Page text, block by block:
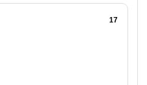
17